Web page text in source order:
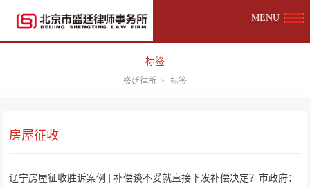
MENU
标签
盛廷律所 > 标签
房屋征收
辽宁房屋征收胜诉案例 | 补偿谈不妥就直接下发补偿决定？市政府：